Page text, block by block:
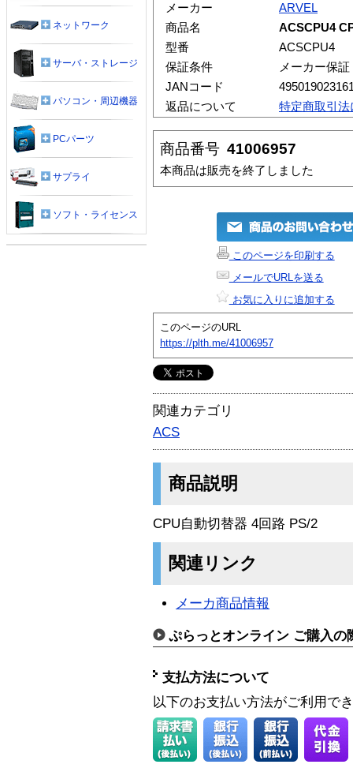
メーカー
ARVEL
商品名
ACSCPU4
型番
ACSCPU4
保証条件
メーカー保証
JANコード
返品について
特定商取引
商品番号 41006957
本商品は販売を終了しました
このページを印刷する
メールでURLを送る
お気に入りに追加する
このページのURL
https://plth.me/41006957
関連カテゴリ
ACS
商品説明
CPU自動切替器 4回路 PS/2
関連リンク
メーカ商品情報
ぷらっとオンライン ご購入の
支払方法について
以下のお支払い方法がご利用で
ネットワーク
サーバ・ストレージ
パソコン・周辺機器
PCパーツ
サプライ
ソフト・ライセンス